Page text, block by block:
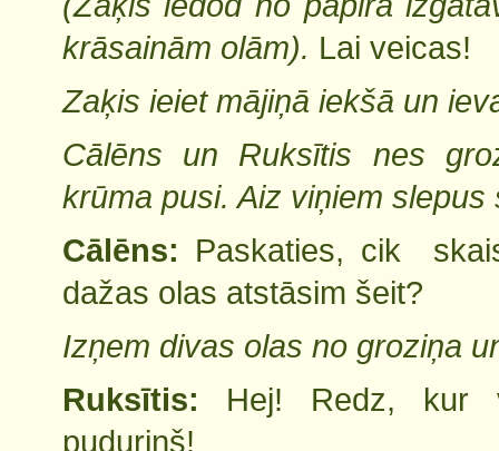
krāsainām olām). Lai veicas!
Zaķis ieiet mājiņā iekšā un
Cālēns un Ruksītis nes
krūma pusi. Aiz viņiem slepus
Cālēns: Paskaties, cik
dažas olas atstāsim šeit?
Izņem divas olas no groziņa
Ruksītis: Hej! Redz, kur
puduriņš!